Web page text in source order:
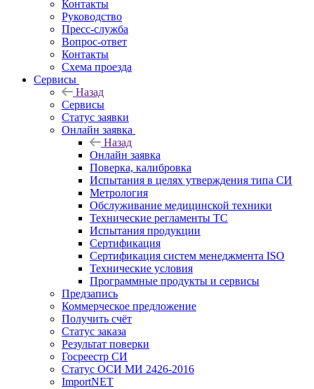
Контакты
Руководство
Пресс-служба
Вопрос-ответ
Контакты
Схема проезда
Сервисы
Назад
Сервисы
Статус заявки
Онлайн заявка
Назад
Онлайн заявка
Поверка, калибровка
Испытания в целях утверждения типа СИ
Метрология
Обслуживание медицинской техники
Технические регламенты ТС
Испытания продукции
Сертификация
Сертификация систем менеджмента ISO
Технические условия
Программные продукты и сервисы
Предзапись
Коммерческое предложение
Получить счёт
Статус заказа
Результат поверки
Госреестр СИ
Статус ОСИ МИ 2426-2016
ImportNET